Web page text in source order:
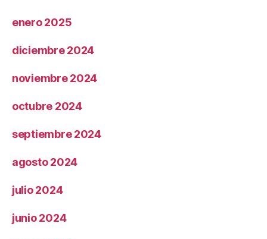
enero 2025
diciembre 2024
noviembre 2024
octubre 2024
septiembre 2024
agosto 2024
julio 2024
junio 2024